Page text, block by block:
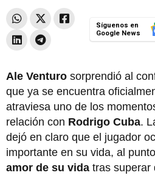
Síguenos en
Google News
Ale Venturo sorprendió al
que ya se encuentra
atraviesa uno de los
relación con Rodrigo Cuba.
dejó en claro que el jugador
importante en su vida, al
amor de su vida tras superar